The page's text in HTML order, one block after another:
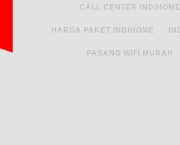
CALL CENTER INDIHOME
HARGA PAKET INDIHOME
PASANG WIFI MURAH